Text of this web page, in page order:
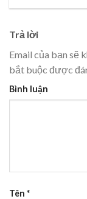
Xách Quảng
Trả lời
Email của bạn sẽ
bắt buộc được
Bình luận
Tên *